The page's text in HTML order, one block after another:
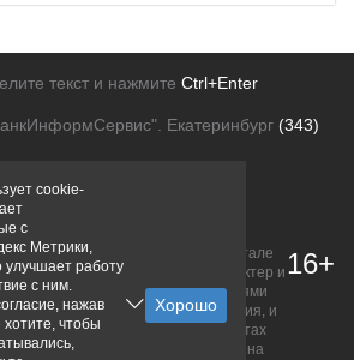
текст и нажмите Ctrl+Enter
Екатеринбург (343)
Для рекламодателей
банков, размещенная на портале
ознакомительный характер и
определяемой положениями
точного и полного описания, и
условия уточняйте на сайтах
Исключительное право на
16+
cookie-
с
Метрики,
улучшает работу
с ним.
нажав
чтобы